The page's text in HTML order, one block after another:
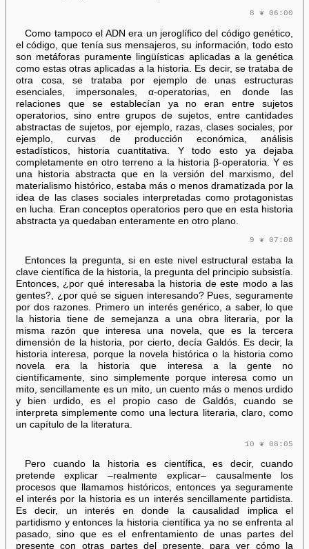
8 ❦ 06:00
Como tampoco el ADN era un jeroglífico del código genético,
el código, que tenía sus mensajeros, su información, todo esto
son metáforas puramente lingüísticas aplicadas a la genética
como estas otras aplicadas a la historia. Es decir, se trataba de
otra cosa, se trataba por ejemplo de unas estructuras
esenciales, impersonales, α-operatorias, en donde las
relaciones que se establecían ya no eran entre sujetos
operatorios, sino entre grupos de sujetos, entre cantidades
abstractas de sujetos, por ejemplo, razas, clases sociales, por
ejemplo, curvas de producción económica, análisis
estadísticos, historia cuantitativa. Y todo esto ya dejaba
completamente en otro terreno a la historia β-operatoria. Y es
una historia abstracta que en la versión del marxismo, del
materialismo histórico, estaba más o menos dramatizada por la
idea de las clases sociales interpretadas como protagonistas
en lucha. Eran conceptos operatorios pero que en esta historia
abstracta ya quedaban enteramente en otro plano.
9 ❦ 07:08
Entonces la pregunta, si en este nivel estructural estaba la
clave científica de la historia, la pregunta del principio subsistía.
Entonces, ¿por qué interesaba la historia de este modo a las
gentes?, ¿por qué se siguen interesando? Pues, seguramente
por dos razones. Primero un interés genérico, a saber, lo que
la historia tiene de semejanza a una obra literaria, por la
misma razón que interesa una novela, que es la tercera
dimensión de la historia, por cierto, decía Galdós. Es decir, la
historia interesa, porque la novela histórica o la historia como
novela era la historia que interesa a la gente no
científicamente, sino simplemente porque interesa como un
mito, sencillamente es un mito, un cuento más o menos urdido
y bien urdido, es el propio caso de Galdós, cuando se
interpreta simplemente como una lectura literaria, claro, como
un capítulo de la literatura.
10 ❦ 08:05
Pero cuando la historia es científica, es decir, cuando
pretende explicar –realmente explicar– causalmente los
procesos que llamamos históricos, entonces ya seguramente
el interés por la historia es un interés sencillamente partidista.
Es decir, un interés en donde la causalidad implica el
partidismo y entonces la historia científica ya no se enfrenta al
pasado, sino que es el enfrentamiento de unas partes del
presente con otras partes del presente, para ver cómo la